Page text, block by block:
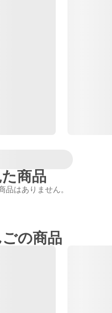
商品
品はありません。
の商品